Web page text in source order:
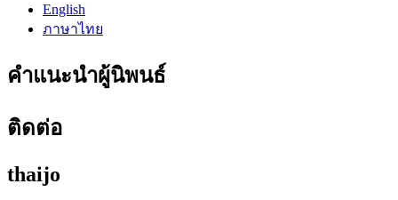
English
ภาษาไทย
คำแนะนำผู้นิพนธ์
ติดต่อ
thaijo